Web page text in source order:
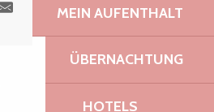
MEIN AUFENTHALT
ÜBERNACHTUNG
HOTELS